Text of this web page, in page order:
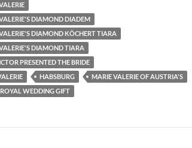
DIAMOND DIADEM
DIAMOND KÖCHERT TIARA
DIAMOND TIARA
PRESENTED THE BRIDE
HABSBURG
MARIE VALERIE OF AUSTRIA'S
ROYAL WEDDING GIFT